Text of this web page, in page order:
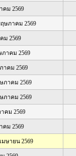
คม 2569
ษภาคม 2569
ม 2569
าคม 2569
าคม 2569
ภาคม 2569
ภาคม 2569
คม 2569
คม 2569
ษายน 2569